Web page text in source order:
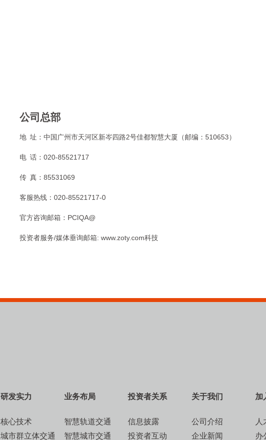
公司总部
地 址：中国广州市天河区新岑四路2号佳都智慧大厦（邮编：510653）
电 话：020-85521717
传 真：85531069
客服热线：020-85521717-0
官方咨询邮箱： PCIQA@
投资者服务/媒体垂询邮箱: www.zoty.com科技
研发实力
核心技术
城市群立体交通
业务布局
智慧轨道交通
智慧城市交通
投资者关系
信息披露
投资者互动
关于我们
公司介绍
企业新闻
加
人
办